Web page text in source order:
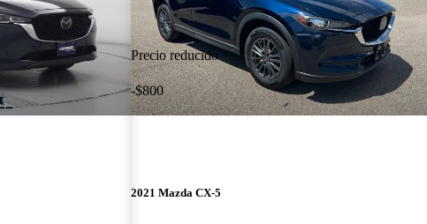
Precio reducido
-$800
2021 Mazda CX-5